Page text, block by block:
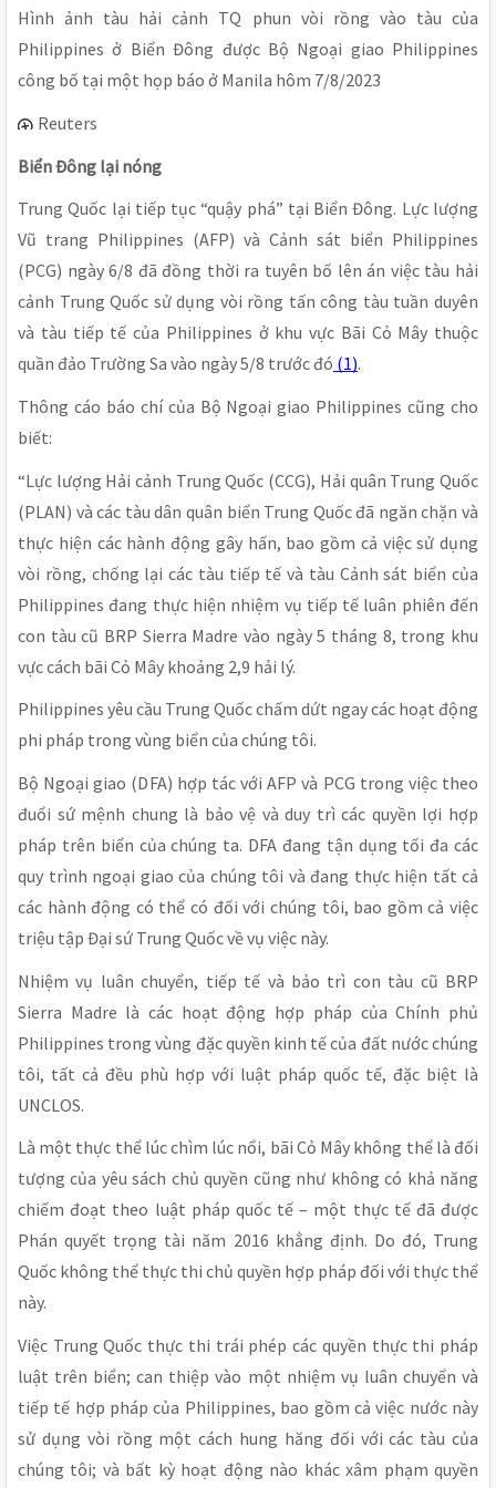
Hình ảnh tàu hải cảnh TQ phun vòi rồng vào tàu của
Philippines ở Biển Đông được Bộ Ngoại giao Philippines
công bố tại một họp báo ở Manila hôm 7/8/2023
Reuters
Biển Đông lại nóng
Trung Quốc lại tiếp tục “quậy phá” tại Biển Đông. Lực lượng
Vũ trang Philippines (AFP) và Cảnh sát biển Philippines
(PCG) ngày 6/8 đã đồng thời ra tuyên bố lên án việc tàu hải
cảnh Trung Quốc sử dụng vòi rồng tấn công tàu tuần duyên
và tàu tiếp tế của Philippines ở khu vực Bãi Cỏ Mây thuộc
quần đảo Trường Sa vào ngày 5/8 trước đó (1).
Thông cáo báo chí của Bộ Ngoại giao Philippines cũng cho
biết:
“Lực lượng Hải cảnh Trung Quốc (CCG), Hải quân Trung Quốc
(PLAN) và các tàu dân quân biển Trung Quốc đã ngăn chặn và
thực hiện các hành động gây hấn, bao gồm cả việc sử dụng
vòi rồng, chống lại các tàu tiếp tế và tàu Cảnh sát biển của
Philippines đang thực hiện nhiệm vụ tiếp tế luân phiên đến
con tàu cũ BRP Sierra Madre vào ngày 5 tháng 8, trong khu
vực cách bãi Cỏ Mây khoảng 2,9 hải lý.
Philippines yêu cầu Trung Quốc chấm dứt ngay các hoạt động
phi pháp trong vùng biển của chúng tôi.
Bộ Ngoại giao (DFA) hợp tác với AFP và PCG trong việc theo
đuổi sứ mệnh chung là bảo vệ và duy trì các quyền lợi hợp
pháp trên biển của chúng ta. DFA đang tận dụng tối đa các
quy trình ngoại giao của chúng tôi và đang thực hiện tất cả
các hành động có thể có đối với chúng tôi, bao gồm cả việc
triệu tập Đại sứ Trung Quốc về vụ việc này.
Nhiệm vụ luân chuyển, tiếp tế và bảo trì con tàu cũ BRP
Sierra Madre là các hoạt động hợp pháp của Chính phủ
Philippines trong vùng đặc quyền kinh tế của đất nước chúng
tôi, tất cả đều phù hợp với luật pháp quốc tế, đặc biệt là
UNCLOS.
Là một thực thể lúc chìm lúc nổi, bãi Cỏ Mây không thể là đối
tượng của yêu sách chủ quyền cũng như không có khả năng
chiếm đoạt theo luật pháp quốc tế – một thực tế đã được
Phán quyết trọng tài năm 2016 khẳng định. Do đó, Trung
Quốc không thể thực thi chủ quyền hợp pháp đối với thực thể
này.
Việc Trung Quốc thực thi trái phép các quyền thực thi pháp
luật trên biển; can thiệp vào một nhiệm vụ luân chuyển và
tiếp tế hợp pháp của Philippines, bao gồm cả việc nước này
sử dụng vòi rồng một cách hung hăng đối với các tàu của
chúng tôi; và bất kỳ hoạt động nào khác xâm phạm quyền